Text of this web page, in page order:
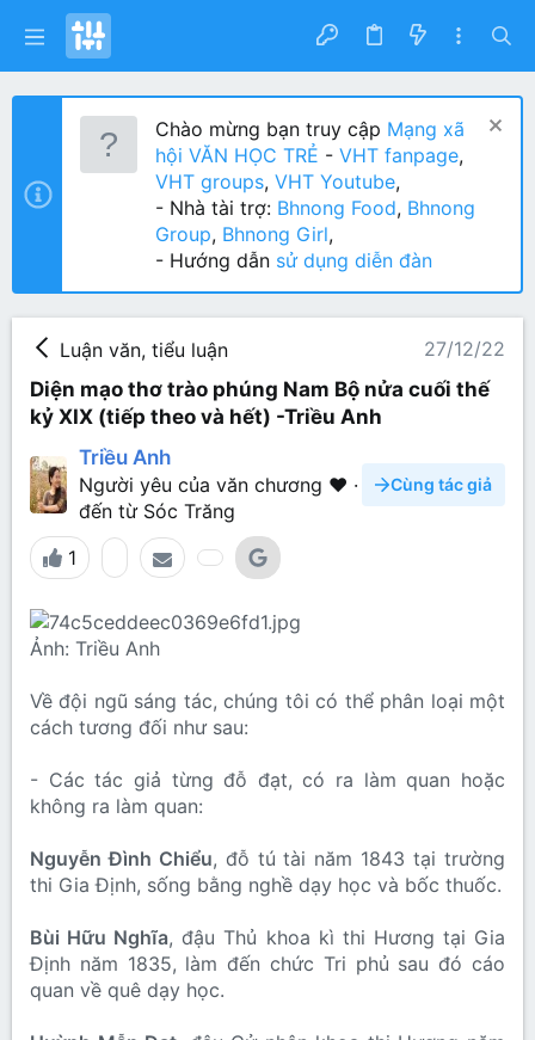
Chào mừng bạn truy cập Mạng xã
hội VĂN HỌC TRẺ - VHT fanpage,
VHT groups, VHT Youtube,
- Nhà tài trợ: Bhnong Food, Bhnong
Group, Bhnong Girl,
- Hướng dẫn sử dụng diễn đàn
Luận văn, tiểu luận
27/12/22
Diện mạo thơ trào phúng Nam Bộ nửa cuối thế
kỷ XIX (tiếp theo và hết) -Triều Anh
Triều Anh
Người yêu của văn chương ❤️ ·
đến từ Sóc Trăng
Cùng tác giả
1
Ảnh: Triều Anh
Về đội ngũ sáng tác, chúng tôi có thể phân loại một
cách tương đối như sau:
- Các tác giả từng đỗ đạt, có ra làm quan hoặc
không ra làm quan:
Nguyễn Đình Chiểu, đỗ tú tài năm 1843 tại trường
thi Gia Định, sống bằng nghề dạy học và bốc thuốc.
Bùi Hữu Nghĩa, đậu Thủ khoa kì thi Hương tại Gia
Định năm 1835, làm đến chức Tri phủ sau đó cáo
quan về quê dạy học.